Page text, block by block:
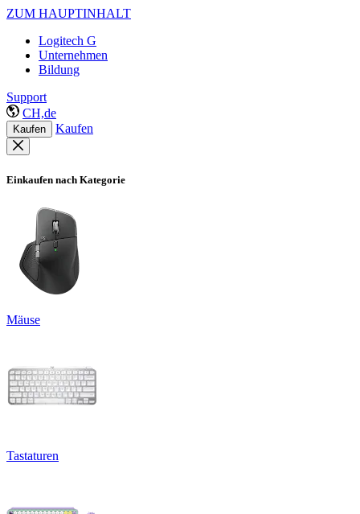
ZUM HAUPTINHALT
Logitech G
Unternehmen
Bildung
Support
CH,de
Kaufen Kaufen
Einkaufen nach Kategorie
Mäuse
Tastaturen